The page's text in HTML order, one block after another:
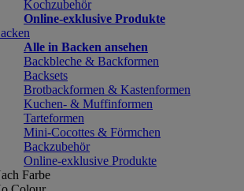
Kochzubehör
Online-exklusive Produkte
Alle in Backen ansehen
Backbleche & Backformen
Backsets
Brotbackformen & Kastenformen
Kuchen- & Muffinformen
Tarteformen
Mini-Cocottes & Förmchen
Backzubehör
Online-exklusive Produkte
Farbe